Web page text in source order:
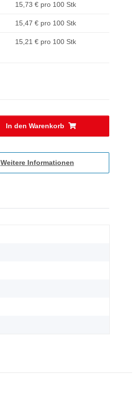
15,73 € pro 100 Stk
15,47 € pro 100 Stk
15,21 € pro 100 Stk
In den Warenkorb
Weitere Informationen